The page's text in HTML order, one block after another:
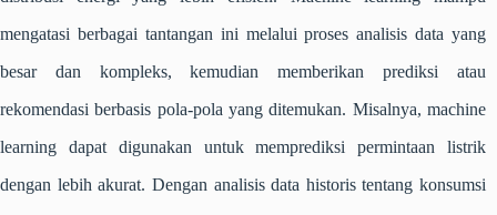
mengatasi berbagai tantangan ini melalui proses analisis data yang
besar dan kompleks, kemudian memberikan prediksi atau
rekomendasi berbasis pola-pola yang ditemukan. Misalnya,machine
learning dapat digunakan untuk memprediksi permintaan listrik
dengan lebih akurat. Dengan analisis data historis tentang konsumsi